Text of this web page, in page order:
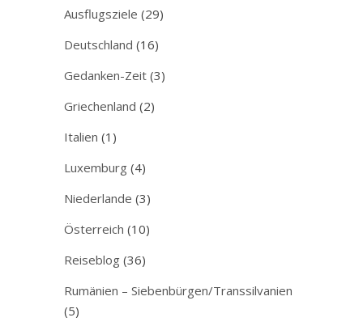
Ausflugsziele (29)
Deutschland (16)
Gedanken-Zeit (3)
Griechenland (2)
Italien (1)
Luxemburg (4)
Niederlande (3)
Österreich (10)
Reiseblog (36)
Rumänien – Siebenbürgen/Transsilvanien
(5)